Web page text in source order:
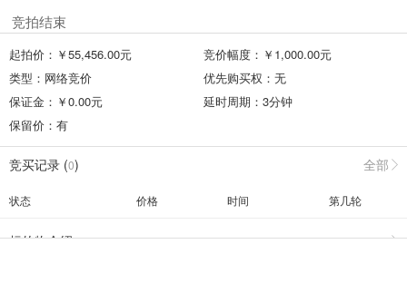
竞拍结束
起拍价：￥55,456.00元 竞价幅度：￥ 1,000.00元
类型： 网络竞价 优先购买权： 无
保证金：￥0.00元 延时周期： 3分钟
保留价： 有
竞买记录 (0) 全部
状态 价格 时间 第几轮
标的物介绍